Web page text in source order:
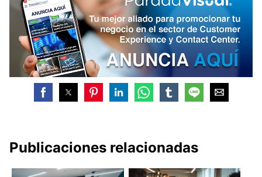
Publicaciones relacionadas